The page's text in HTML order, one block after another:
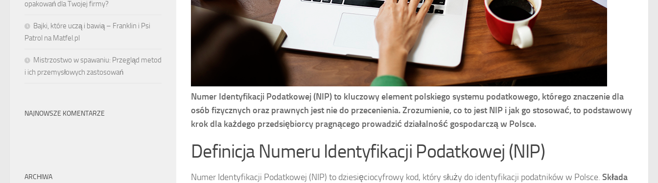
Numer Identyfikacji Podatkowej (NIP) to kluczowy element polskiego systemu podatkowego, którego znaczenie dla
osób fizycznych oraz prawnych jest nie do przecenienia. Zrozumienie, co to jest NIP i jak go stosować, to podstawowy
krok dla każdego przedsiębiorcy pragnącego prowadzić działalność gospodarczą w Polsce.
Definicja Numeru Identyfikacji Podatkowej (NIP)
Numer Identyfikacji Podatkowej (NIP) to dziesięciocyfrowy kod, który służy do identyfikacji podatników w Polsce. Składa
opakowań dla Twojej firmy?
Bajki, które uczą i bawią – Franklin i Psi
Patrol na Matfel.pl
Mistrzostwo w spawaniu: Przegląd metod
i ich przemysłowych zastosowań
NAJNOWSZE KOMENTARZE
ARCHIWA